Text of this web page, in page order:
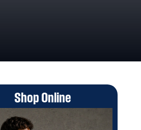
Shop Online